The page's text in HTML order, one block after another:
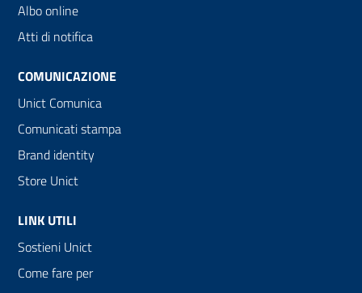
Albo online
Atti di notifica
COMUNICAZIONE
Unict Comunica
Comunicati stampa
Brand identity
Store Unict
LINK UTILI
Sostieni Unict
Come fare per